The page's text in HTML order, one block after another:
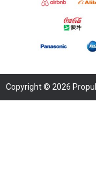
Copyright © 2026